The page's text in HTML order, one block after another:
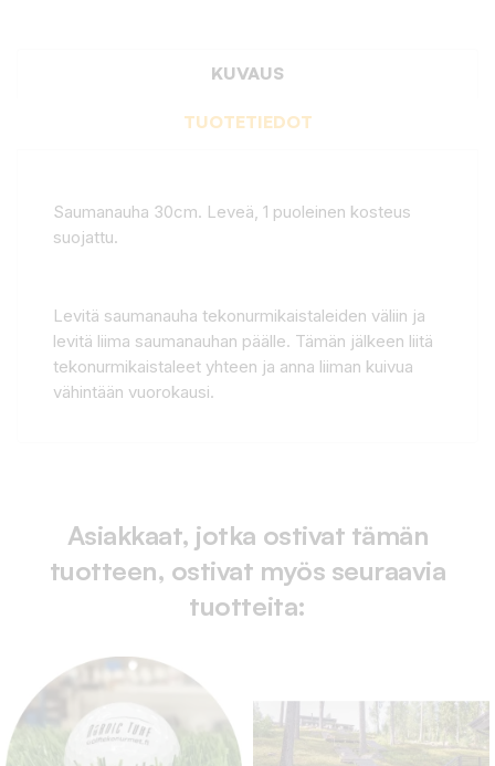
KUVAUS
TUOTETIEDOT
Saumanauha 30cm. Leveä, 1 puoleinen kosteus
suojattu.
Levitä saumanauha tekonurmikaistaleiden väliin ja
levitä liima saumanauhan päälle. Tämän jälkeen liitä
tekonurmikaistaleet yhteen ja anna liiman kuivua
vähintään vuorokausi.
Asiakkaat, jotka ostivat tämän
tuotteen, ostivat myös seuraavia
tuotteita: